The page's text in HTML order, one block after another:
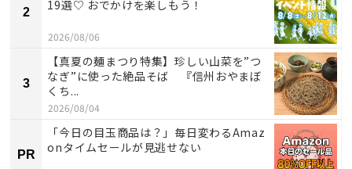
2
19選♡ おでかけを楽しもう！
2026/08/06
3
【真夏の麺まつり特集】珍しい山菜を”つ
なぎ”に使った絶品そば 『信州おやまぼ
くち...
2026/08/04
PR
「今日の目玉商品は？」毎日変わるAmaz
onタイムセールが見逃せない